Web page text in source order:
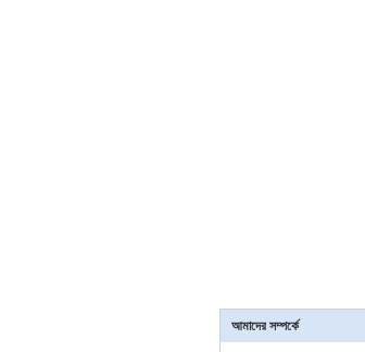
আমাদের সম্পর্কে